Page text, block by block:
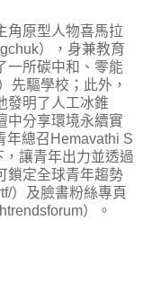
角原型人物喜馬拉
），身兼教育
一所碳中和、零能
先驅學校；此外，
發明了人工冰錐
中分享環境永續實
年總召Hemavathi S
讓青年出力並透過
鎖定全球青年趨勢
）及臉書粉絲專頁
）。